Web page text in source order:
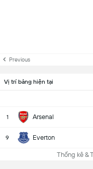
Previous
Vị trí bảng hiện tại
1 Arsenal
9 Everton
Thống kê &